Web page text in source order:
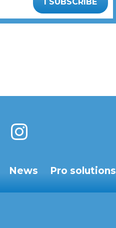
I SUBSCRIBE
News Pro solutions